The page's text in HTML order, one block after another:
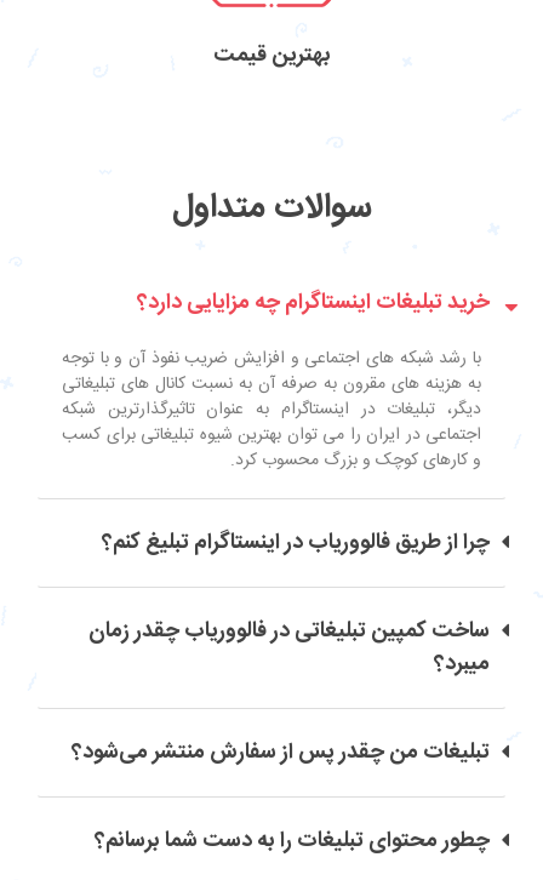
بهترین قیمت
سوالات متداول
خرید تبلیغات اینستاگرام چه مزایایی دارد؟
با رشد شبکه های اجتماعی و افزایش ضریب نفوذ آن و با توجه
به هزینه های مقرون به صرفه آن به نسبت کانال های تبلیغاتی
دیگر، تبلیغات در اینستاگرام به عنوان تاثیرگذارترین شبکه
اجتماعی در ایران را می توان بهترین شیوه تبلیغاتی برای کسب
و کارهای کوچک و بزرگ محسوب کرد.
چرا از طریق فالووریاب در اینستاگرام تبلیغ کنم؟
ساخت کمپین تبلیغاتی در فالووریاب چقدر زمان
میبرد؟
تبلیغات من چقدر پس از سفارش منتشر می‌شود؟
چطور محتوای تبلیغات را به دست شما برسانم؟